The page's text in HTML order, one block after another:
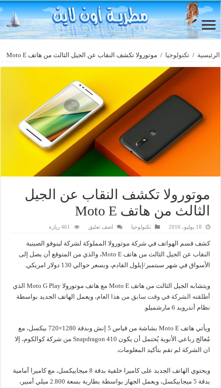
الرئيسية / تكنولوجيا / موتورولا تكشف النقاب عن الجيل الثالث من هاتف Moto E
موتورولا تكشف النقاب عن الجيل
الثالث من هاتف Moto E
18 يوليو، 2016 تكنولوجيا اضف تعليق 461 زيارة
كشف قسم الهواتف في شركة موتورولا المملوكة لشركة لينوفو الصينية
النقاب عن الجيل الثالث من هاتف Moto E، والذي من المتوقع أن يصل إلى
الأسواق في شهر سبتمبر/إيلول القادم، وبسعر حوالي 130 دولار امريكي.
ويتشابه الجيل الثالث من هاتف Moto E مع هاتف موتورولا Moto G Play الذي
أطلقته الشركة في وقت سابق من هذا العام، ويعمل الهاتف الجديد بواسطة
نظام أندرويد 6 مارشميلو.
ويأتي هاتف Moto E بشاشة من قياس 5 إنش وبدقة 1280×720 بيكسل، مع
مُعالج رباعي الأنوية يُحتمل أن يكون Snapdragon 410 من شركة كوالكوم، إلا
ان الشركة لم تقم بتأكيد المعلومات.
ويحتوي الهاتف الجديد على كاميرا خلفية بدقة 8 ميجابيكسل، مع كاميرا أمامية
بدقة 5 ميجابيكسل، ويعمل الجهاز بواسطة بطارية بسعة 2.800 ميلي أمبير،